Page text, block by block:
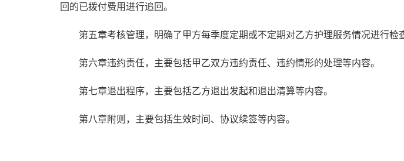
回的已拨付费用进行追回。
第五章考核管理，明确了甲方每季度定期或不定期对乙方护理服务情况进行检
第六章违约责任，主要包括甲乙双方违约责任、违约情形的处理等内容。
第七章退出程序，主要包括乙方退出发起和退出清算等内容。
第八章附则，主要包括生效时间、协议续签等内容。